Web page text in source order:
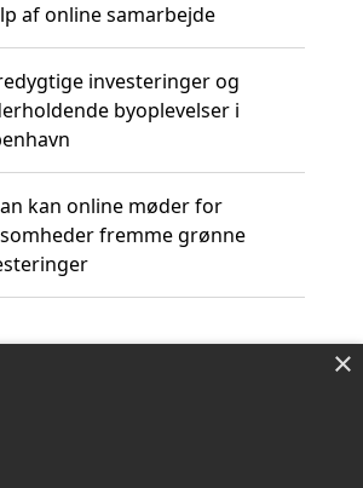
af online samarbejde
investeringer og
byoplevelser i
kan online møder for
fremme grønne
×